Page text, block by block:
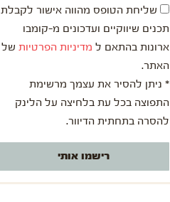
שליחת הטופס מהווה אישור לקבלת
תכנים שיווקיים ועדכונים מ-קומבו
ארונות בהתאם ל מדיניות הפרטיות של
האתר.
* ניתן להסיר את עצמך מרשימת
התפוצה בכל עת בלחיצה על הלינק
להסרה בתחתית הדיוור.
רישמו אותי